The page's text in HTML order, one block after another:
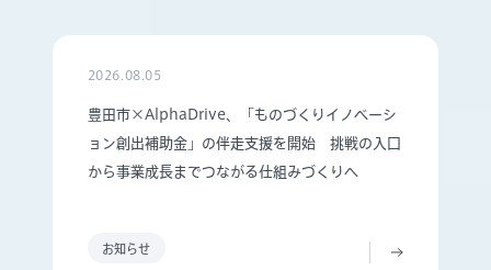
2026.08.05
お知らせ
豊田市×AlphaDrive、「ものづくりイノベーシ
ョン創出補助金」の伴走支援を開始 挑戦の入口
から事業成長までつながる仕組みづくりへ